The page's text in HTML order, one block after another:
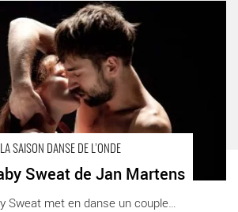
LA SAISON DANSE DE L’ONDE
Sweat de Jan Martens
Sweat Baby Sweat met en danse un couple à [...]
Jan Martens - Critique sortie Danse
- Théâtre Centre d’art